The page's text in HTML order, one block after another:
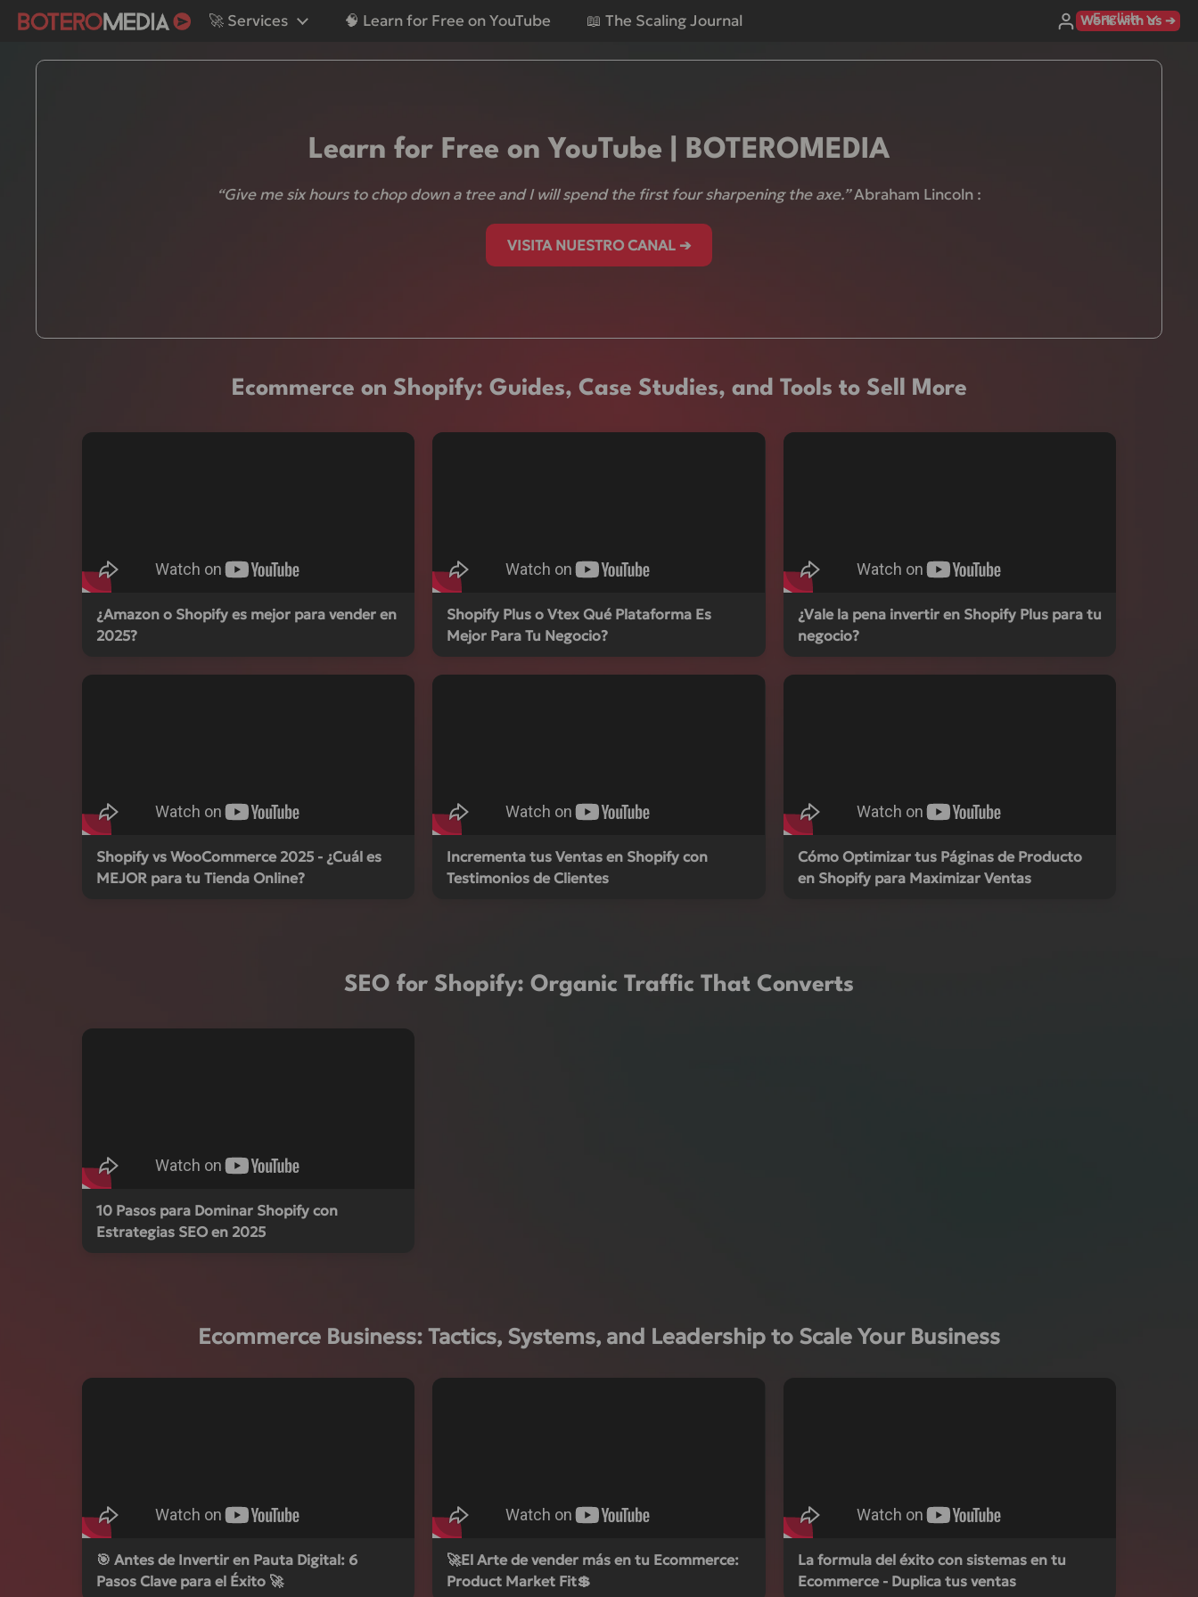
Skip to content
Instagram
YouTube
💰 +$100M USD in worldwide sales. Results in 90 days. Language
English
🚀 Services 🧠 Learn for Free on YouTube 📖 The Scaling Journal Work with us ➔
Learn for Free on YouTube | BOTEROMEDIA
“Give me six hours to chop down a tree and I will spend the first four sharpening the axe.”Abraham Lincoln :
VISITA NUESTRO CANAL ➔
Ecommerce on Shopify: Guides, Case Studies, and Tools to Sell More
¿Amazon o Shopify es mejor para vender en
2025?
Shopify Plus o Vtex Qué Plataforma Es
Mejor Para Tu Negocio?
¿Vale la pena invertir en Shopify Plus para tu
negocio?
Shopify vs WooCommerce 2025 - ¿Cuál es
MEJOR para tu Tienda Online?
Incrementa tus Ventas en Shopify con
Testimonios de Clientes
Cómo Optimizar tus Páginas de Producto
en Shopify para Maximizar Ventas
SEO for Shopify: Organic Traffic That Converts
10 Pasos para Dominar Shopify con
Estrategias SEO en 2025
Ecommerce Business: Tactics, Systems, and Leadership to Scale Your Business
🎯 Antes de Invertir en Pauta Digital: 6
Pasos Clave para el Éxito 🚀
🚀El Arte de vender más en tu Ecommerce:
Product Market Fit💲
La formula del éxito con sistemas en tu
Ecommerce - Duplica tus ventas